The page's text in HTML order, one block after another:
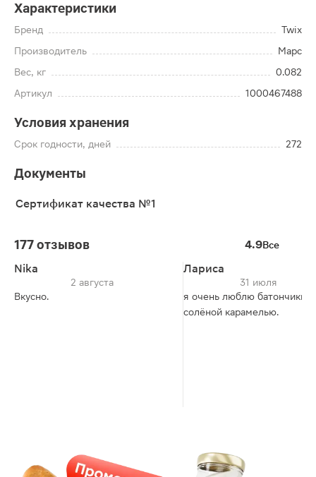
Характеристики
Бренд
Twix
Производитель
Марс
Вес, кг
0.082
Артикул
1000467488
Условия хранения
Срок годности, дней 272
Документы
Сертификат качества №1
177 отзывов 4.9Все
Nika
2 августа
Вкусно.
Лариса
31 июля
я очень люблю батончики с
солёной карамелью.